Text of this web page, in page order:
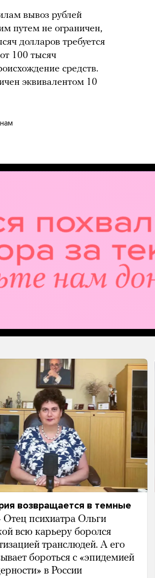
вывоз рублей
путем не ограничен,
долларов требуется
100 тысяч
средств.
эквивалентом 10
возвращается в темные
Отец психиатра Ольги
всю карьеру боролся
транслюдей. А его
бороться с «эпидемией
в России